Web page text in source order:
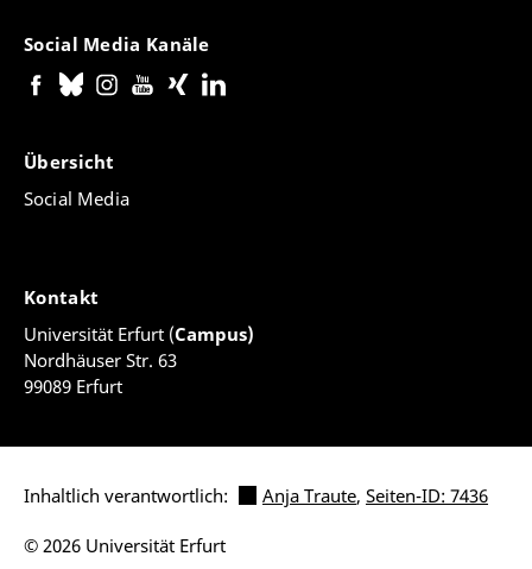
Social Media Kanäle
Übersicht
Social Media
Kontakt
Universität Erfurt (Campus)
Nordhäuser Str. 63
99089 Erfurt
Inhaltlich verantwortlich: Anja Traute, Seiten-ID: 7436
© 2026 Universität Erfurt